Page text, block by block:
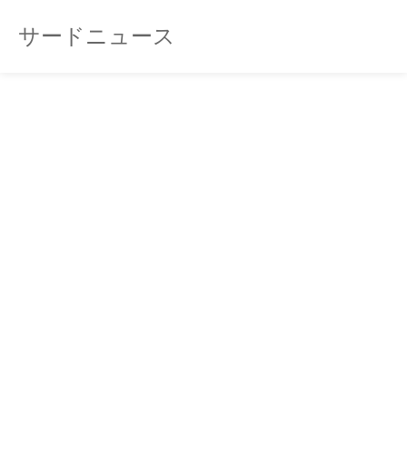
サードニュース